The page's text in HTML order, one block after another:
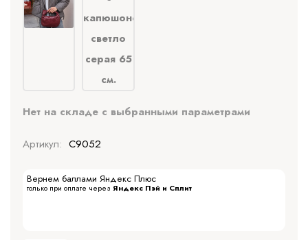
Нет на складе с выбранными параметрами
Артикул: C9052
Вернем баллами Яндекс Плюс
только при оплате через Яндекс Пэй и Сплит